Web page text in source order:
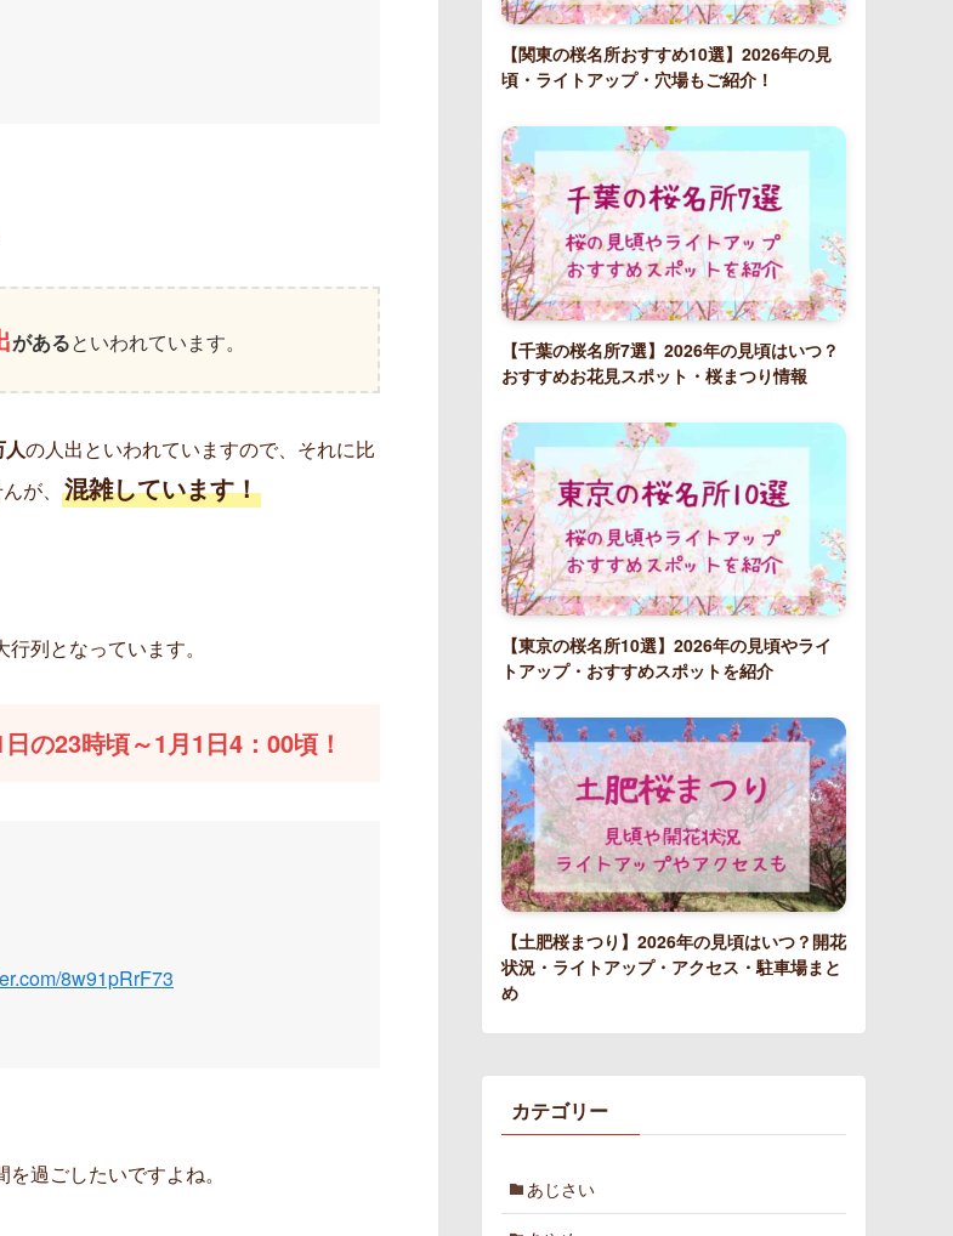
があるといわれています。
人の人出といわれていますので、それに比
が、 混雑しています！
列となっています。
の23時頃～1月1日4：00頃！
8w91pRrF73
過ごしたいですよね。
【関東の桜名所おすすめ10選】2026年の見
頃・ライトアップ・穴場もご紹介！
【千葉の桜名所7選】2026年の見頃はいつ？
おすすめお花見スポット・桜まつり情報
【東京の桜名所10選】2026年の見頃やライ
トアップ・おすすめスポットを紹介
【土肥桜まつり】2026年の見頃はいつ？開花
状況・ライトアップ・アクセス・駐車場まと
め
カテゴリー
あじさい